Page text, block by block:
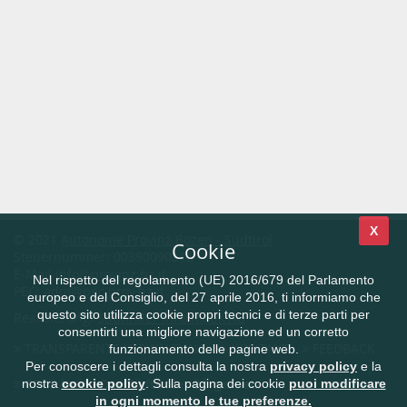
Steuernummer: 00390090215
E-Mail info@provinz.bz.it
PEC:adm@pec.prov.bz.it
Realisierung:Südtiroler Informatik AG
TRANSPARENTE VERWALTUNG
KONTAKT
CIVIS.bz.it - Das Südtiroler Bürgernetz
X
Cookie
Nel rispetto del regolamento (UE) 2016/679 del Parlamento
europeo e del Consiglio, del 27 aprile 2016, ti informiamo che
questo sito utilizza cookie propri tecnici e di terze parti per
consentirti una migliore navigazione ed un corretto
funzionamento delle pagine web.
Per conoscere i dettagli consulta la nostra privacy policy e la
nostra cookie policy. Sulla pagina dei cookie puoi modificare
in ogni momento le tue preferenze.